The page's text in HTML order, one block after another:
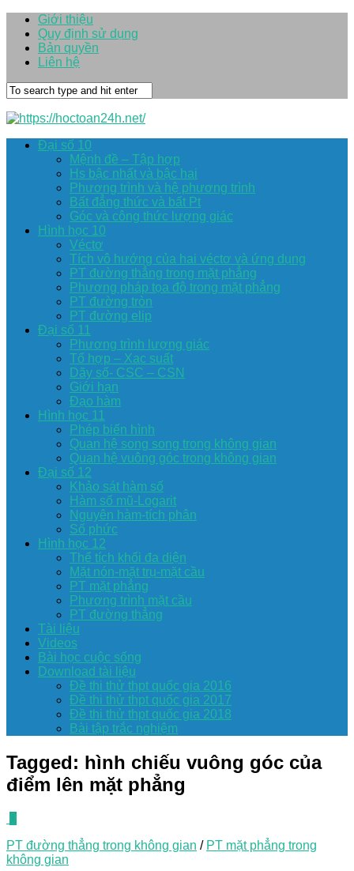
Giới thiệu
Quy định sử dụng
Bản quyền
Liên hệ
Đại số 10
Mệnh đề – Tập hợp
Hs bậc nhất và bậc hai
Phương trình và hệ phương trình
Bất đẳng thức và bất Pt
Góc và công thức lượng giác
Hình học 10
Véctơ
Tích vô hướng của hai véctơ và ứng dụng
PT đường thẳng trong mặt phẳng
Phương pháp tọa độ trong mặt phẳng
PT đường tròn
PT đường elip
Đại số 11
Phương trình lượng giác
Tổ hợp – Xac suất
Dãy số- CSC – CSN
Giới hạn
Đạo hàm
Hình học 11
Phép biến hình
Quan hệ song song trong không gian
Quan hệ vuông góc trong không gian
Đại số 12
Khảo sát hàm số
Hàm số mũ-Logarit
Nguyên hàm-tích phân
Số phức
Hình học 12
Thể tích khối đa diện
Mặt nón-mặt trụ-mặt cầu
PT mặt phẳng
Phương trình mặt cầu
PT đường thẳng
Tài liệu
Videos
Bài học cuộc sống
Download tài liệu
Đề thi thử thpt quốc gia 2016
Đề thi thử thpt quốc gia 2017
Đề thi thử thpt quốc gia 2018
Bài tập trắc nghiệm
Tagged: hình chiếu vuông góc của
điểm lên mặt phẳng
PT đường thẳng trong không gian / PT mặt phẳng trong
không gian